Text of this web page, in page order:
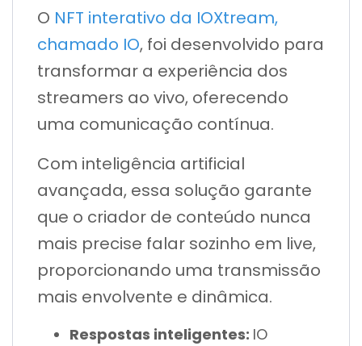
O NFT interativo da IOXtream,
chamado IO, foi desenvolvido para
transformar a experiência dos
streamers ao vivo, oferecendo
uma comunicação contínua.
Com inteligência artificial
avançada, essa solução garante
que o criador de conteúdo nunca
mais precise falar sozinho em live,
proporcionando uma transmissão
mais envolvente e dinâmica.
Respostas inteligentes: IO